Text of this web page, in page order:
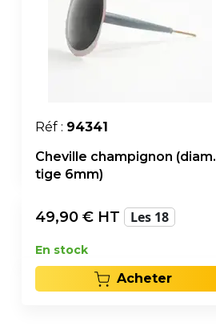
Réf : 94341
Cheville champignon (diam.
tige 6mm)
49,90 € HT Les 18
En stock
Acheter